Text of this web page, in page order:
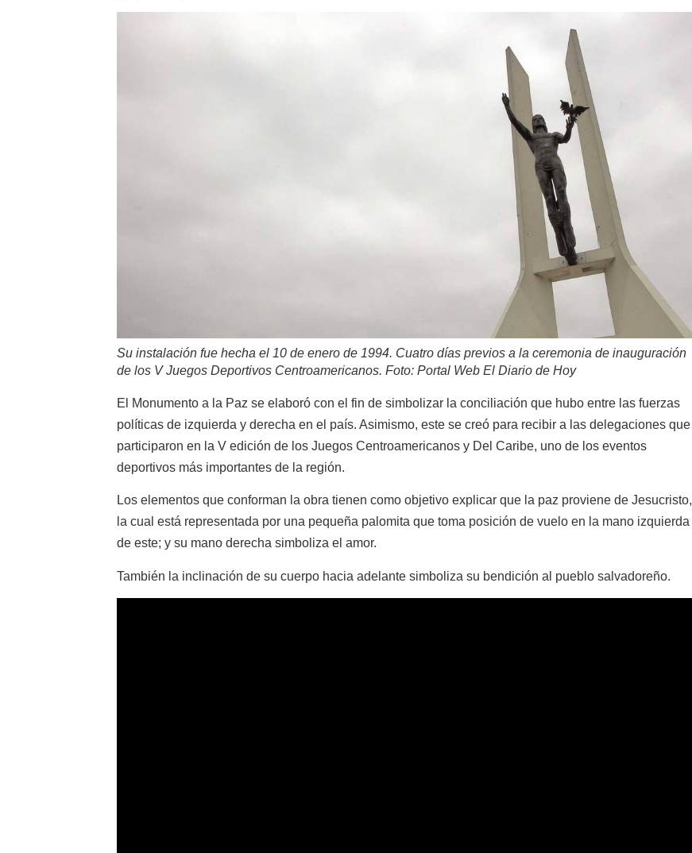
Su instalación fue hecha el 10 de enero de 1994. Cuatro días previos a la ceremonia de inauguración
de los V Juegos Deportivos Centroamericanos. Foto: Portal Web El Diario de Hoy
El Monumento a la Paz se elaboró con el fin de simbolizar la conciliación que hubo entre las fuerzas
políticas de izquierda y derecha en el país. Asimismo, este se creó para recibir a las delegaciones que
participaron en la V edición de los Juegos Centroamericanos y Del Caribe, uno de los eventos
deportivos más importantes de la región.
Los elementos que conforman la obra tienen como objetivo explicar que la paz proviene de Jesucristo,
la cual está representada por una pequeña palomita que toma posición de vuelo en la mano izquierda
de este; y su mano derecha simboliza el amor.
También la inclinación de su cuerpo hacia adelante simboliza su bendición al pueblo salvadoreño.